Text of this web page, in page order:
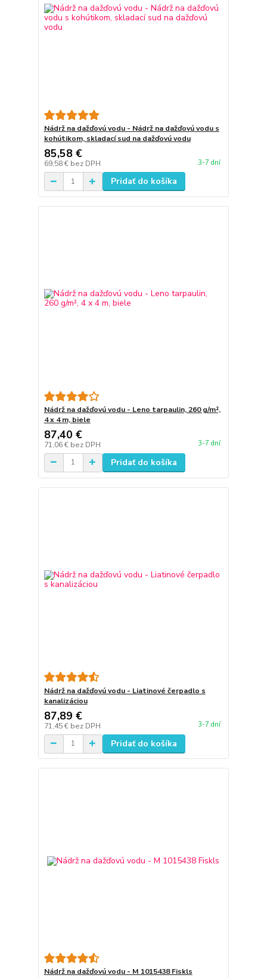
Nádrž na dažďovú vodu - Nádrž na dažďovú vodu s
kohútikom, skladací sud na dažďovú vodu
85,58 €
69,58 € bez DPH 3-7 dní
Pridať do košíka
Nádrž na dažďovú vodu - Leno tarpaulin, 260 g/m²,
4 x 4 m, biele
87,40 €
71,06 € bez DPH 3-7 dní
Pridať do košíka
Nádrž na dažďovú vodu - Liatinové čerpadlo s
kanalizáciou
87,89 €
71,45 € bez DPH 3-7 dní
Pridať do košíka
Nádrž na dažďovú vodu - M 1015438 Fiskls